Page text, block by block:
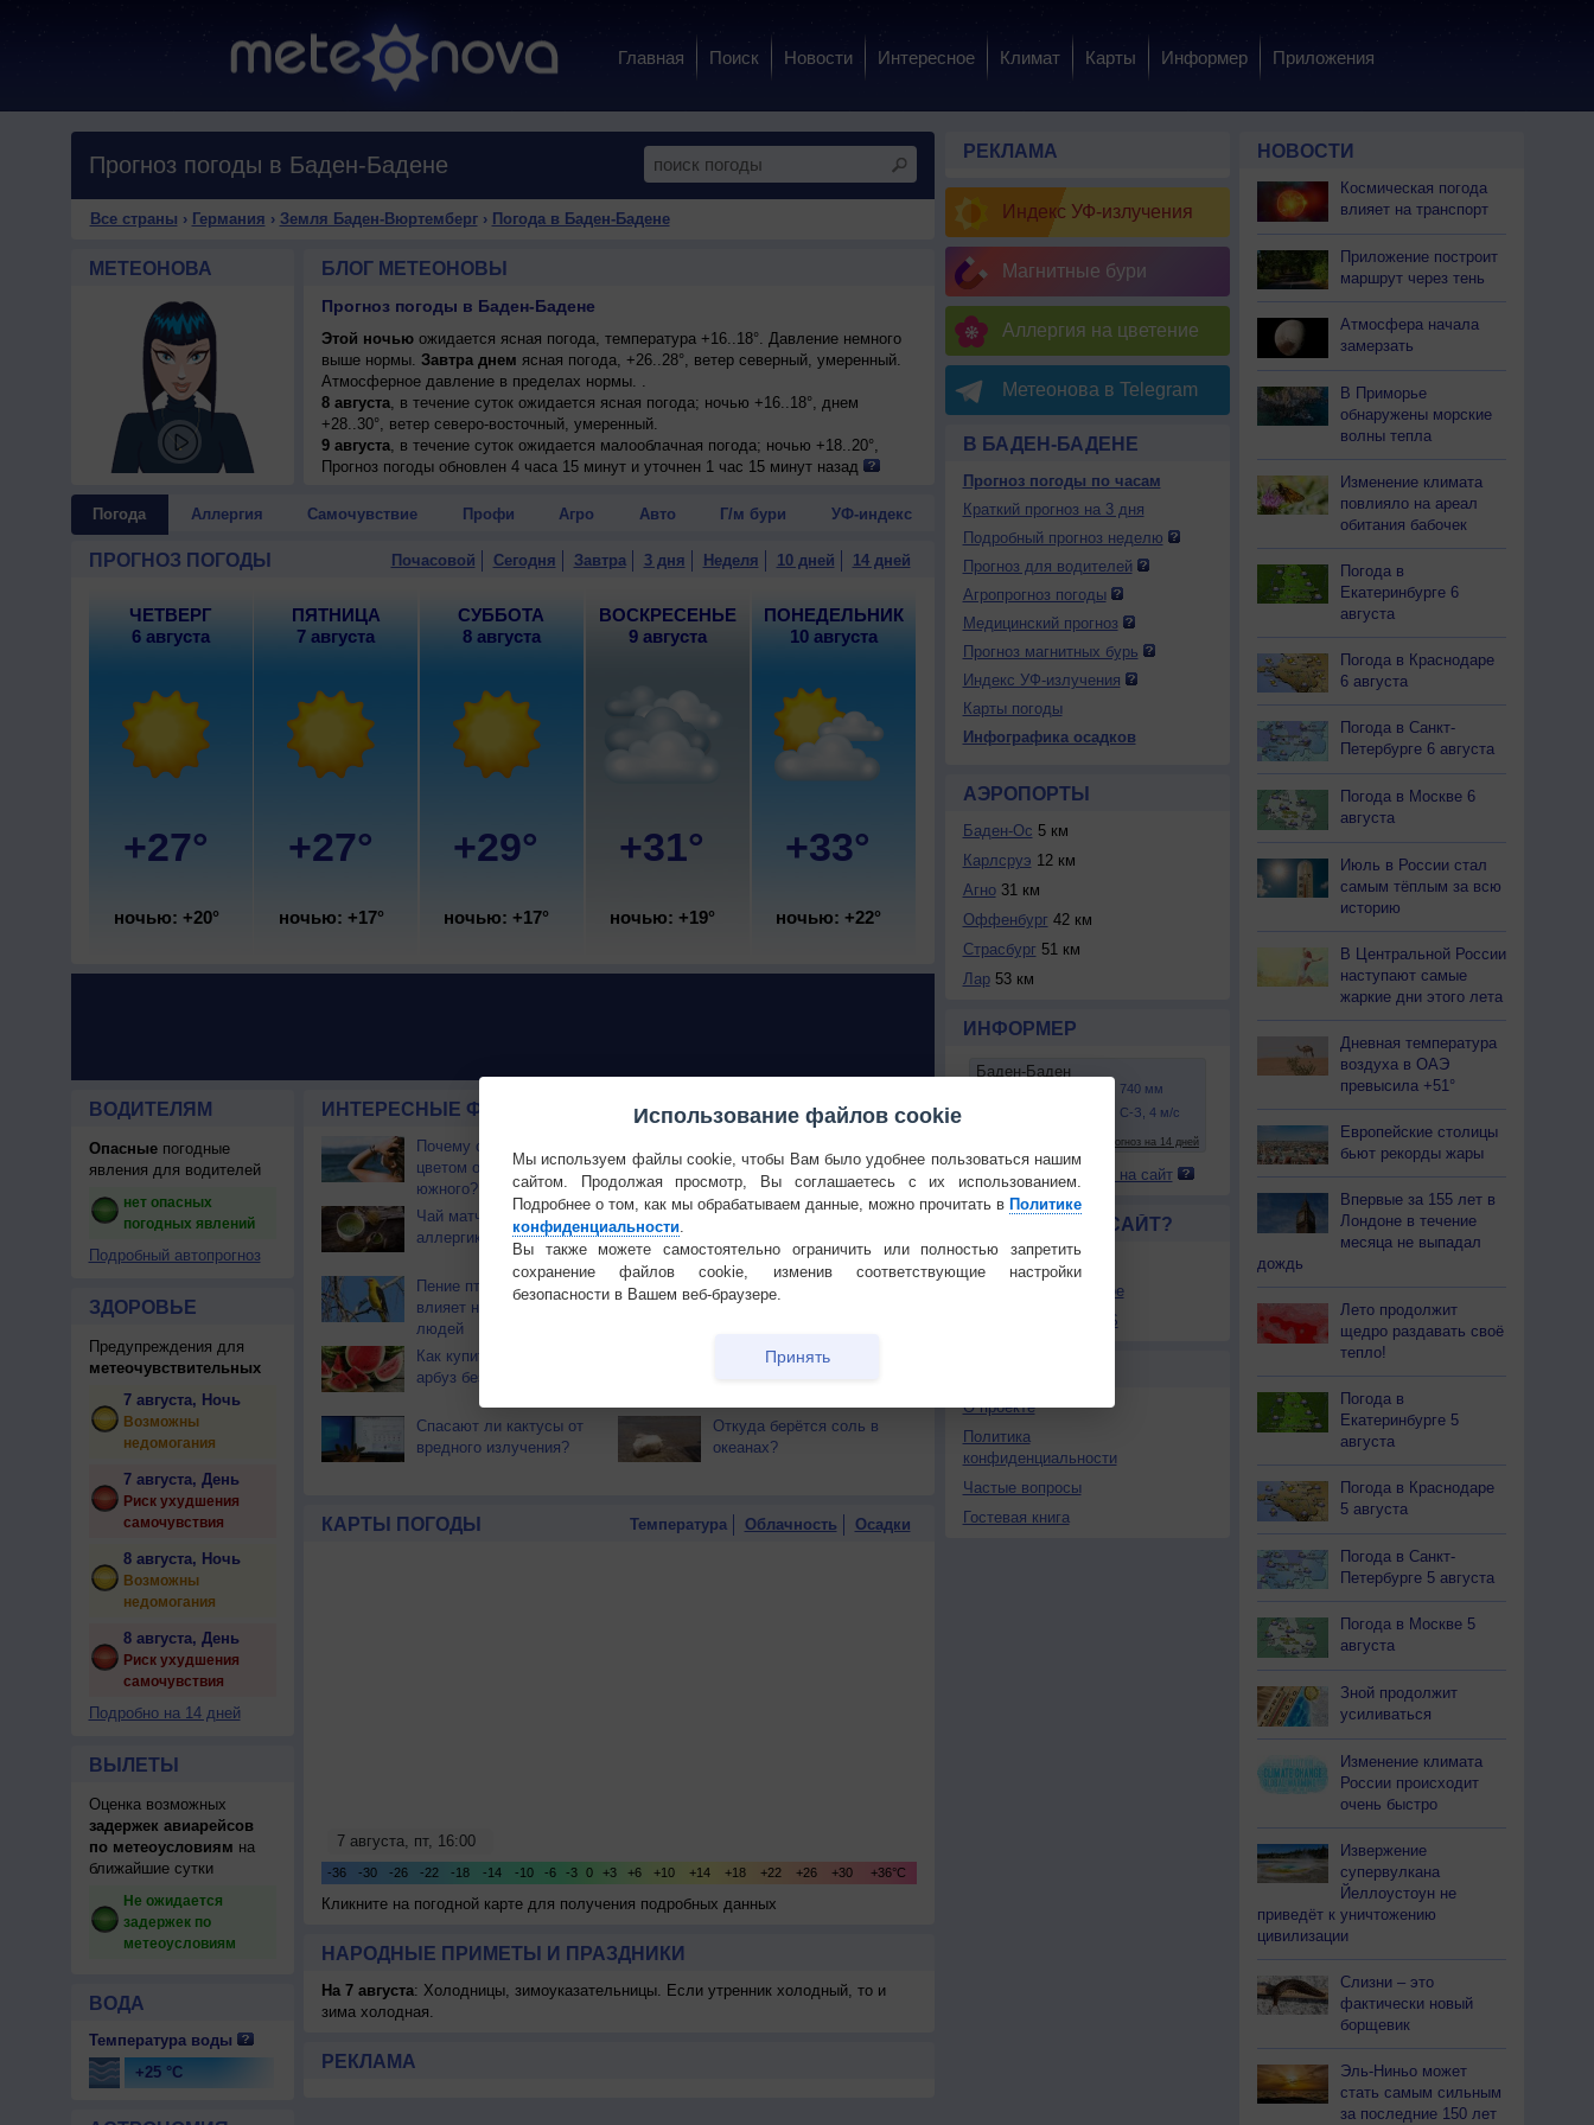
Главная Поиск Новости Интересное Климат Карты Информер Приложения
Прогноз погоды в Баден-Бадене
Все страны › Германия › Земля Баден-Вюртемберг› Погода в Баден-Бадене
МЕТЕОНОВА БЛОГ МЕТЕОНОВЫ
Прогноз погоды в Баден-Бадене
Этой ночьюожидается ясная погода, температура +16..18°. Давление немного
выше нормы. Завтра днем ясная погода, +26..28°, ветер северный, умеренный.
Атмосферное давление в пределах нормы. .
8 августа, в течение суток ожидается ясная погода; ночью +16..18°, днем
+28..30°, ветер северо-восточный, умеренный.
9 августа, в течение суток ожидается малооблачная погода; ночью +18..20°,
днем +30..32°, ветер слабый.
ветер слабый.
Прогноз погоды обновлен 4 часа 15 минут и уточнен 1 час 15 минут назад
Погода Аллергия Самочувствие Профи Агро Авто Г/м бури УФ-индекс
ПРОГНОЗ ПОГОДЫ Почасовой Сегодня Завтра 3 дня Неделя 10 дней 14 дней
ЧЕТВЕРГ
6 августа
+27°
ночью: +20°
ПЯТНИЦА
7 августа
+27°
ночью: +17°
СУББОТА
8 августа
+29°
ночью: +17°
ВОСКРЕСЕНЬЕ
9 августа
+31°
ночью: +19°
ПОНЕДЕЛЬНИК
10 августа
+33°
ночью: +22°
ВОДИТЕЛЯМ
Опасныепогодные
явления для водителей
нет опасных
погодных явлений
Подробный автопрогноз
ЗДОРОВЬЕ
Предупреждения для
метеочувствительных
7 августа, Ночь
Возможны
недомогания
7 августа, День
Риск ухудшения
самочувствия
8 августа, Ночь
Возможны
недомогания
8 августа, День
Риск ухудшения
самочувствия
Подробно на 14 дней
ВЫЛЕТЫ
Оценка возможных
задержек авиарейсов
по метеоусловиям на
ближайшие сутки
Не ожидается
задержек по
метеоусловиям
ВОДА
Температура воды
+25 °C
ИНТЕРЕСНЫЕ ФАКТЫ О ЧЕЛОВЕКЕ И ПРИРОДЕ
Почему северный загар
цветом отличается от
южного?
здоровья
Чай матча может помочь
аллергикам
Грязнейшие вещи,
каждый день
Пение птиц позитивно
влияет на самочувствие
людей
Почему еда вкуснее и
полезнее, если есть её
Как купить правильный
арбуз без нитратов?
Кому нельзя есть
Спасают ли кактусы от
вредного излучения?
Откуда берётся соль в
океанах?
КАРТЫ ПОГОДЫ Температура Облачность Осадки
Кликните на погодной карте для получения подробных данных
НАРОДНЫЕ ПРИМЕТЫ И ПРАЗДНИКИ
На 7 августа: Холодницы, зимоуказательницы. Если утренник холодный, то и
зима холодная.
РЕКЛАМА
РЕКЛАМА
Индекс УФ-излучения
Магнитные бури
Аллергия на цветение
Метеонова в Telegram
В БАДЕН-БАДЕНЕ
Прогноз погоды по часам
Краткий прогноз на 3 дня
Подробный прогноз неделю
Прогноз для водителей
Агропрогноз погоды
Медицинский прогноз
Прогноз магнитных бурь
Индекс УФ-излучения
Карты погоды
Инфографика осадков
АЭРОПОРТЫ
Баден-Ос 5 км
Карлсруэ 12 км
Агно31 км
Оффенбург 42 км
Страсбург 51 км
Лaр53 км
ИНФОРМЕР
Установите погоду на сайт
ПОНРАВИЛСЯ САЙТ?
Сделать стартовой
Добавить в Избранное
Экпорт погоды в RSS
О проекте
Политика
конфиденциальности
Частые вопросы
Гостевая книга
НОВОСТИ
Космическая погода
влияет на транспорт
Приложение построит
маршрут через тень
Атмосфера начала
замерзать
В Приморье
обнаружены морские
волны тепла
Изменение климата
повлияло на ареал
обитания бабочек
Погода в
Екатеринбурге 6
августа
Погода в Краснодаре
6 августа
Погода в Санкт-
Петербурге 6 августа
Погода в Москве 6
августа
Июль в России стал
самым тёплым за всю
историю
В Центральной России
наступают самые
жаркие дни этого лета
Дневная температура
воздуха в ОАЭ
превысила +51°
Европейские столицы
бьют рекорды жары
Впервые за 155 лет в
Лондоне в течение
месяца не выпадал
дождь
Лето продолжит
щедро раздавать своё
тепло!
Погода в
Екатеринбурге 5
августа
Погода в Краснодаре
5 августа
Погода в Санкт-
Петербурге 5 августа
Погода в Москве 5
августа
Зной продолжит
усиливаться
Изменение климата
России происходит
очень быстро
Извержение
супервулкана
Йеллоустоун не
приведёт к уничтожению
цивилизации
Слизни – это
фактически новый
борщевик
Эль-Ниньо может
стать самым сильным
за последние 150 лет
Использование файлов cookie
Мы используем файлы cookie, чтобы Вам было удобнее пользоваться нашим
сайтом. Продолжая просмотр, Вы соглашаетесь с их использованием.
Подробнее о том, как мы обрабатываем данные, можно прочитать в Политике
конфиденциальности
Вы также можете самостоятельно ограничить или полностью запретить
сохранение файлов cookie, изменив соответствующие настройки
безопасности в Вашем веб-браузере.
Принять